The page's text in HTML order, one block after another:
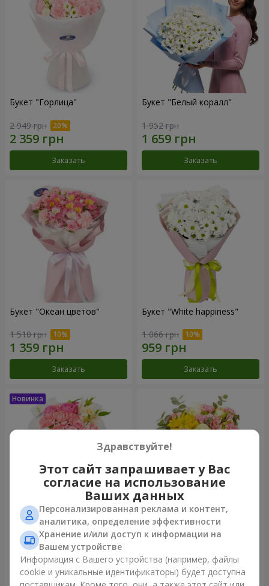
Букет "Горлица"
2 949 грн
Заказать
Букет "Белый коралл"
1 952 грн
Заказать
Букет "Океан цветов"
1 510 грн
Заказать
Букет "White happiness"
1 066 грн
Заказать
Букет "Розовый зефир"
1 528 грн
Заказать
Букет "Дзинтарс"
Заказать
Здравствуйте!
Этот сайт запрашивает у Вас
согласие на использование
Ваших данных
Персонализированная реклама и контент,
аналитика, определение эффективности
Хранение и/или доступ к информации на
Вашем устройстве
Информация с Вашего устройства (например, файлы
cookie и уникальные идентификаторы) будет доступна